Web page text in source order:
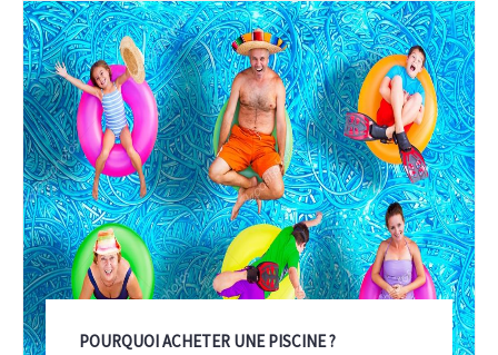
POURQUOI ACHETER UNE PISCINE ?